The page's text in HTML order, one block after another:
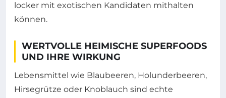
locker mit exotischen Kandidaten mithalten
können.
WERTVOLLE HEIMISCHE SUPERFOODS
UND IHRE WIRKUNG
Lebensmittel wie Blaubeeren, Holunderbeeren,
Hirsegrütze oder Knoblauch sind echte